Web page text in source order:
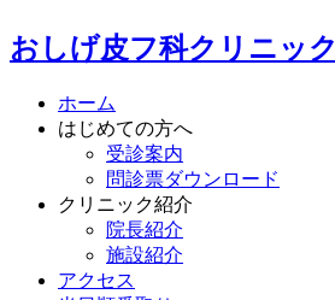
おしげ皮フ科クリニック
ホーム
はじめての方へ
受診案内
問診票ダウンロード
クリニック紹介
院長紹介
施設紹介
アクセス